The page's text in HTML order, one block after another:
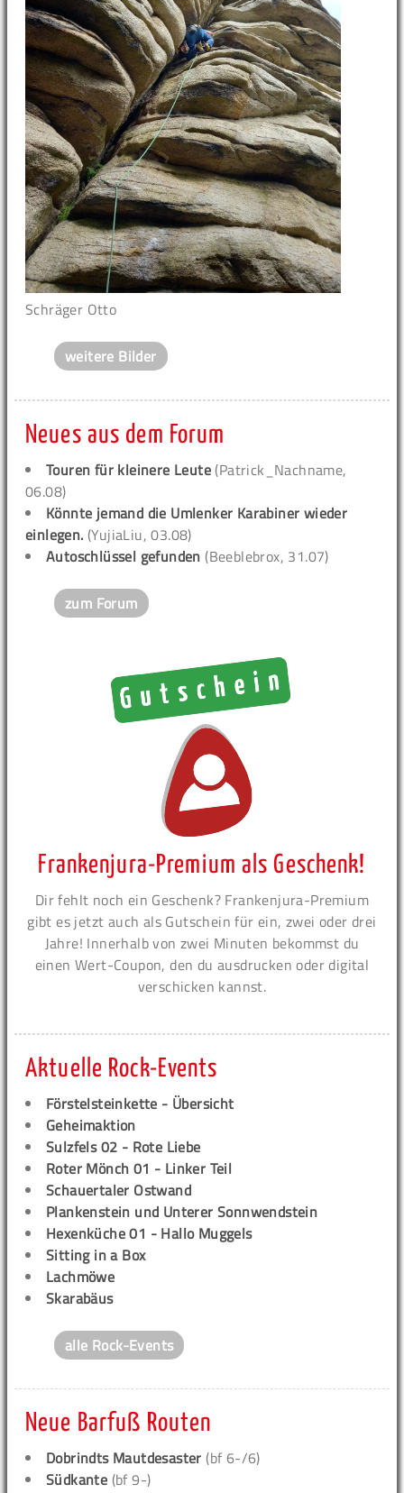
Schräger Otto
weitere Bilder
Neues aus dem Forum
Touren für kleinere Leute (Patrick_Nachname,
06.08)
Könnte jemand die Umlenker Karabiner wieder
einlegen. (YujiaLiu, 03.08)
Autoschlüssel gefunden (Beeblebrox, 31.07)
zum Forum
Frankenjura-Premium als Geschenk!
Dir fehlt noch ein Geschenk? Frankenjura-Premium
gibt es jetzt auch als Gutschein für ein, zwei oder drei
Jahre! Innerhalb von zwei Minuten bekommst du
einen Wert-Coupon, den du ausdrucken oder digital
verschicken kannst.
Aktuelle Rock-Events
Förstelsteinkette - Übersicht
Geheimaktion
Sulzfels 02 - Rote Liebe
Roter Mönch 01 - Linker Teil
Schauertaler Ostwand
Plankenstein und Unterer Sonnwendstein
Hexenküche 01 - Hallo Muggels
Sitting in a Box
Lachmöwe
Skarabäus
alle Rock-Events
Neue Barfuß Routen
Dobrindts Mautdesaster (bf 6-/6)
Südkante (bf 9-)